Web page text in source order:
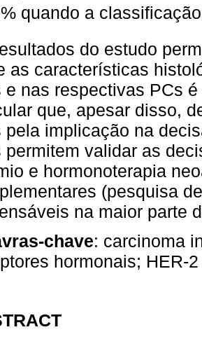
quando a classificação
do estudo
as características
e nas respectivas PCs
que, apesar disso,
pela implicação na
permitem validar as
e hormonoterapia
(pesquisa
na maior parte
chave: carcinoma
hormonais; HER-2